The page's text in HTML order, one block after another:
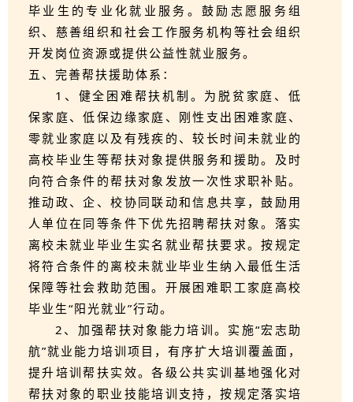
毕业生的专业化就业服务。鼓励志愿服务组
织、慈善组织和社会工作服务机构等社会组织
开发岗位资源或提供公益性就业服务。
五、完善帮扶援助体系：
1、健全困难帮扶机制。为脱贫家庭、低
保家庭、低保边缘家庭、刚性支出困难家庭、
零就业家庭以及有残疾的、较长时间未就业的
高校毕业生等帮扶对象提供服务和援助。及时
向符合条件的帮扶对象发放一次性求职补贴。
推动政、企、校协同联动和信息共享，鼓励用
人单位在同等条件下优先招聘帮扶对象。落实
离校未就业毕业生实名就业帮扶要求。按规定
将符合条件的离校未就业毕业生纳入最低生活
保障等社会救助范围。开展困难职工家庭高校
毕业生“阳光就业”行动。
2、加强帮扶对象能力培训。实施“宏志助
航”就业能力培训项目，有序扩大培训覆盖面，
提升培训帮扶实效。各级公共实训基地强化对
帮扶对象的职业技能培训支持，按规定落实培